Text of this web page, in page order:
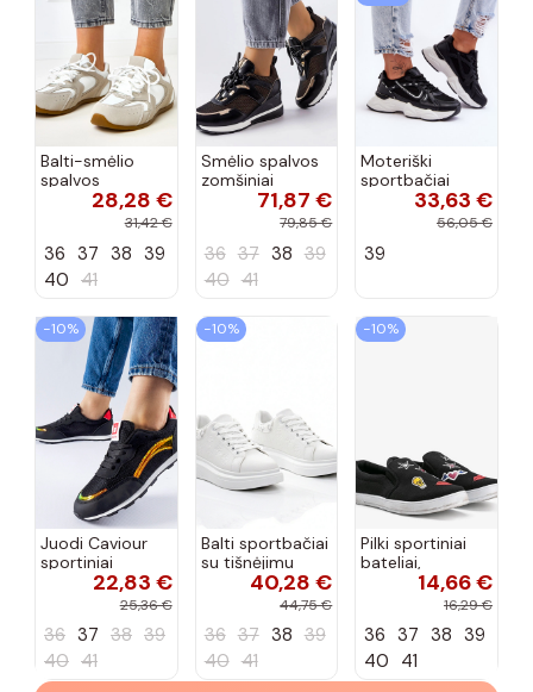
Balti-smėlio
spalvos
sportiniai
Casey
28,28 €
31,42 €
36 37 38 39
40 41
Smėlio spalvos
zomšiniai
sportiniai
bateliai, „Karino"
71,87 €
79,85 €
36 37 38 39
40 41
Moteriški
sportbačiai
juodos spalvos
33,63 €
56,05 €
39
−10%
Juodi Caviour
sportiniai
sportbačiai22,83 €
25,36 €
36 37 38 39
40 41
−10%
Balti sportbačiai
su tišnėjimu
Peyton40,28 €
44,75 €
36 37 38 39
40 41
−10%
Pilki sportiniai
bateliai,
„Justice"14,66 €
16,29 €
36 37 38 39
40 41